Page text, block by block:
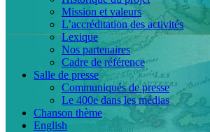
Mission et valeurs
L’accréditation des activités
Lexique
Nos partenaires
Cadre de référence
Salle de presse
Communiqués de presse
Le 400e dans les médias
Chanson thème
English